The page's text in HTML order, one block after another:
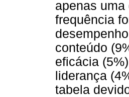
apenas
frequência
conteúdo
eficácia
liderança
tabela